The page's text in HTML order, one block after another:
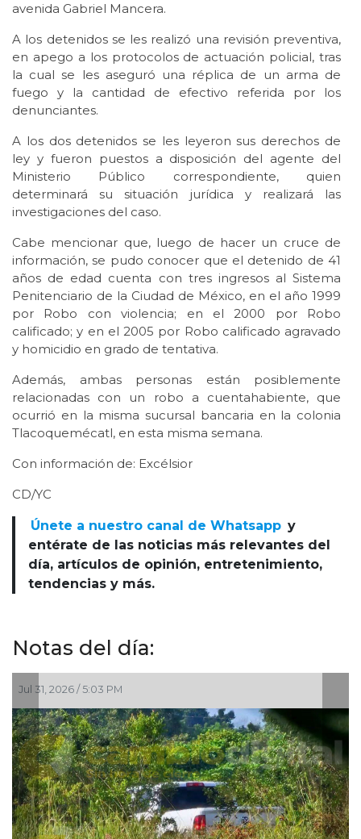
avenida Gabriel Mancera.
A los detenidos se les realizó una revisión preventiva,
en apego a los protocolos de actuación policial, tras
la cual se les aseguró una réplica de un arma de
fuego y la cantidad de efectivo referida por los
denunciantes.
A los dos detenidos se les leyeron sus derechos de
ley y fueron puestos a disposición del agente del
Ministerio Público correspondiente, quien
determinará su situación jurídica y realizará las
investigaciones del caso.
Cabe mencionar que, luego de hacer un cruce de
información, se pudo conocer que el detenido de 41
años de edad cuenta con tres ingresos al Sistema
Penitenciario de la Ciudad de México, en el año 1999
por Robo con violencia; en el 2000 por Robo
calificado; y en el 2005 por Robo calificado agravado
y homicidio en grado de tentativa.
Además, ambas personas están posiblemente
relacionadas con un robo a cuentahabiente, que
ocurrió en la misma sucursal bancaria en la colonia
Tlacoquemécatl, en esta misma semana.
Con información de: Excélsior
CD/YC
Únete a nuestro canal de Whatsapp y
entérate de las noticias más relevantes del
día, artículos de opinión, entretenimiento,
tendencias y más.
Notas del día:
/ 5:03 PM